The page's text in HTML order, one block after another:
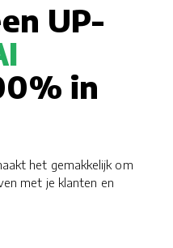
UP-
in
het gemakkelijk om
met je klanten en